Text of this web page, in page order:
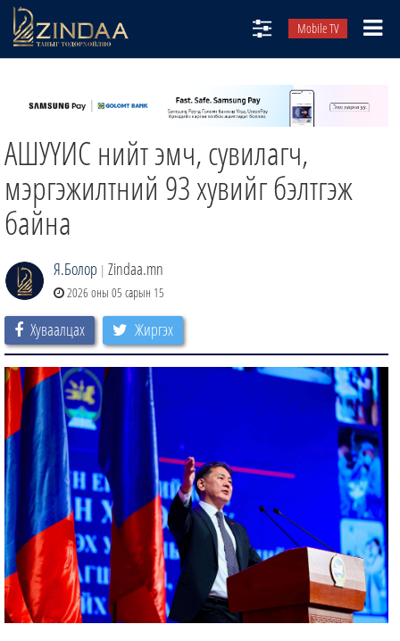
Mobile TV
ТВ8
ӨГЛӨӨНИЙ СОНИН
ЗИНДАА СЭТГҮҮЛ
АШУҮИС нийт эмч, сувилагч,
мэргэжилтний 93 хувийг бэлтгэж
байна
Я.Болор | Zindaa.mn
2026 оны 05 сарын 15
Хуваалцах Жиргэх